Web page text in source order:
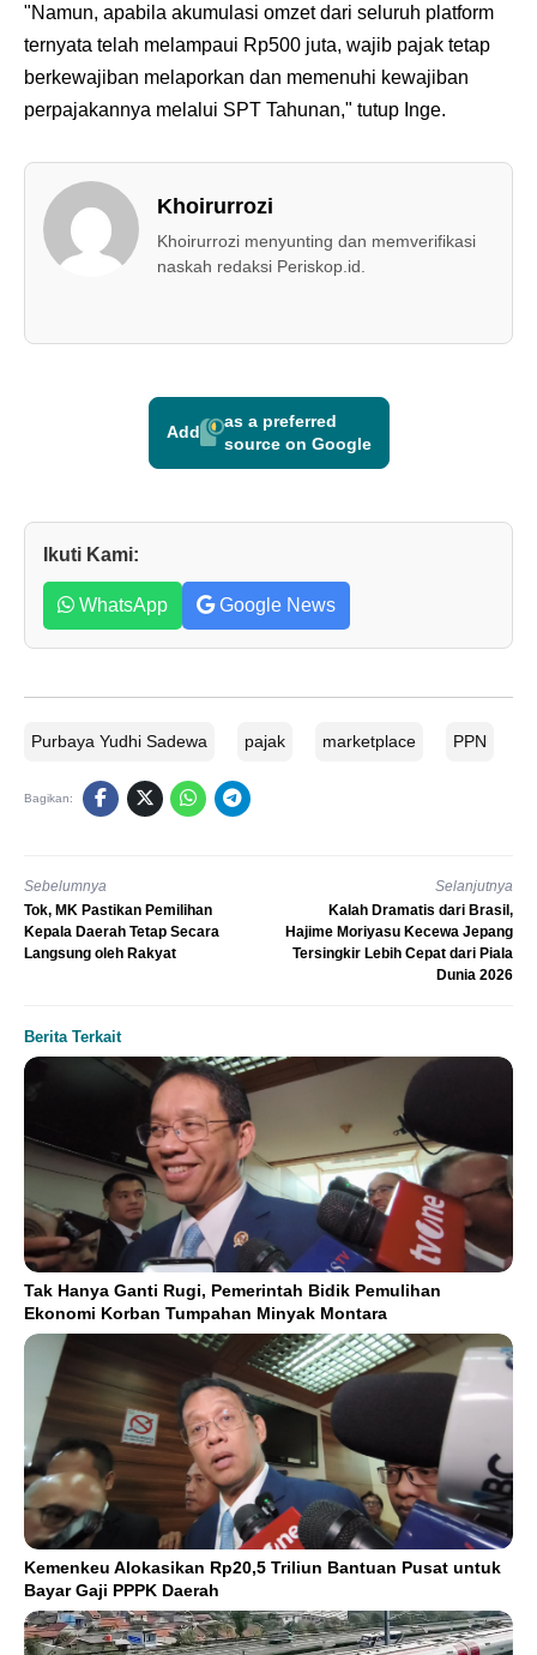
"Namun, apabila akumulasi omzet dari seluruh platform
ternyata telah melampaui Rp500 juta, wajib pajak tetap
berkewajiban melaporkan dan memenuhi kewajiban
perpajakannya melalui SPT Tahunan," tutup Inge.
Khoirurrozi
Khoirurrozi menyunting dan memverifikasi
naskah redaksi Periskop.id.
Add
as a preferred
source on Google
Ikuti Kami:
WhatsApp Google News
Purbaya Yudhi Sadewa pajak marketplace PPN
Bagikan:
Sebelumnya
Tok, MK Pastikan Pemilihan
Kepala Daerah Tetap Secara
Langsung oleh Rakyat
Selanjutnya
Kalah Dramatis dari Brasil,
Hajime Moriyasu Kecewa Jepang
Tersingkir Lebih Cepat dari Piala
Dunia 2026
Berita Terkait
Tak Hanya Ganti Rugi, Pemerintah Bidik Pemulihan
Ekonomi Korban Tumpahan Minyak Montara
Kemenkeu Alokasikan Rp20,5 Triliun Bantuan Pusat untuk
Bayar Gaji PPPK Daerah